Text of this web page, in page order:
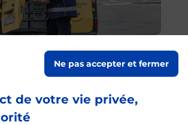
de votre vie privée,
Ne pas accepter et fermer
envoyer un colis depuis :
par La Poste.